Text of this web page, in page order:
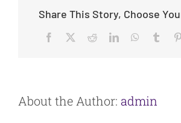
Share This Story, Choose
Facebook RedditLinkedInWhatsApp
About the Author: admin